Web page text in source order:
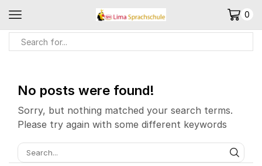
0
No posts were found!
Sorry, but nothing matched your search terms.
Please try again with some different keywords